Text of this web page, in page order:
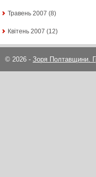
Травень 2007 (8)
Квітень 2007 (12)
© 2026 - Зоря Полтавщини.